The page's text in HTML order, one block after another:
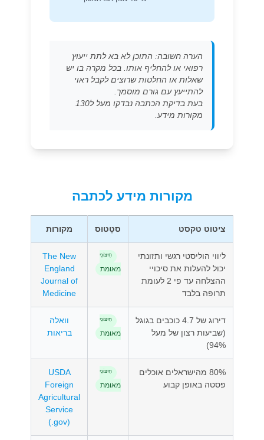
הערה חשובה: התוכן לא בא לתת ייעוץ
רפואי או להחליף אותו. בכל מקרה בו יש
שאלות או החלטות שרוצים לקבל ראוי
להתייעץ עם גורם מוסמך.
בעת בדיקת הכתבה נבדקו מעל ל130
מקורות מידע.
מקורות מידע לכתבה
ציטוט טקסט סטָטוּס מקורות
ליווי הוליסטי רגשי ותזונתי
יכול להעלות את סיכויי
ההצלחה עד פי 2 לעומת
תרופה בלבד
חִיצוֹנִי
מאומת
The New
England
Journal of
Medicine
דירוג של 4.7 כוכבים בגוגל
(שביעות רצון של מעל
94%)
חִיצוֹנִי
מאומת
וואלה
בריאות
80% מהישראלים אוכלים
פסטה באופן קבוע
חִיצוֹנִי
מאומת
USDA
Foreign
Agricultural
Service
(.gov)